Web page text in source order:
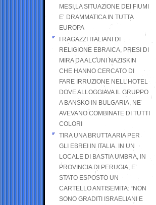
MESI,LA SITUAZIONE DEI FIUMI
E’ DRAMMATICA IN TUTTA
EUROPA
I RAGAZZI ITALIANI DI
RELIGIONE EBRAICA, PRESI DI
MIRA DA ALCUNI NAZISKIN
CHE HANNO CERCATO DI
FARE IRRUZIONE NELL’HOTEL
DOVE ALLOGGIAVA IL GRUPPO
A BANSKO IN BULGARIA, NE
AVEVANO COMBINATE DI TUTTI
COLORI
TIRA UNA BRUTTA ARIA PER
GLI EBREI IN ITALIA. IN UN
LOCALE DI BASTIA UMBRA, IN
PROVINCIA DI PERUGIA, E’
STATO ESPOSTO UN
CARTELLO ANTISEMITA: “NON
SONO GRADITI ISRAELIANI E